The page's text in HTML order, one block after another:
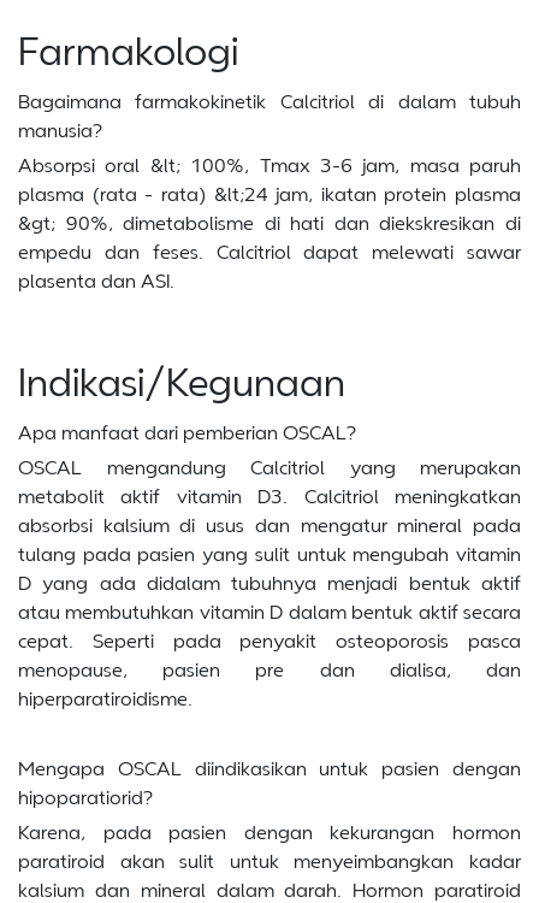
Farmakologi
Bagaimana farmakokinetik Calcitriol di dalam tubuh
manusia?
Absorpsi oral &lt; 100%, Tmax 3-6 jam, masa paruh
plasma (rata - rata) &lt;24 jam, ikatan protein plasma
&gt; 90%, dimetabolisme di hati dan diekskresikan di
empedu dan feses. Calcitriol dapat melewati sawar
plasenta dan ASI.
Indikasi/Kegunaan
Apa manfaat dari pemberian OSCAL?
OSCAL mengandung Calcitriol yang merupakan
metabolit aktif vitamin D3. Calcitriol meningkatkan
absorbsi kalsium di usus dan mengatur mineral pada
tulang pada pasien yang sulit untuk mengubah vitamin
D yang ada didalam tubuhnya menjadi bentuk aktif
atau membutuhkan vitamin D dalam bentuk aktif secara
cepat. Seperti pada penyakit osteoporosis pasca
menopause, pasien pre dan dialisa, dan
hiperparatiroidisme.
Mengapa OSCAL diindikasikan untuk pasien dengan
hipoparatiorid?
Karena, pada pasien dengan kekurangan hormon
paratiroid akan sulit untuk menyeimbangkan kadar
kalsium dan mineral dalam darah. Hormon paratiroid